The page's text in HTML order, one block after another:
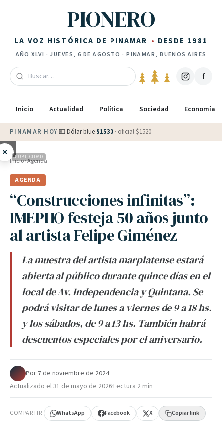
PIONERO
LA VOZ HISTÓRICA DE PINAMAR DESDE 1981
AÑOXLVI ·JUEVES, 6 DE AGOSTO · PINAMAR, BUENOS AIRES
f
Inicio Actualidad Política Sociedad Economía
PINAMAR HOY·💵 Dólar blue $1530 · oficial $1520
× PUBLICIDAD
Inicio›Agenda
AGENDA
“Construcciones infinitas”:
IMEPHO festeja 50 años junto
al artista Felipe Giménez
La muestra del artista marplatense estará
abierta al público durante quince días en el
local de Av. Independencia y Quintana. Se
podrá visitar de lunes a viernes de 9 a 18 hs.
y los sábados, de 9 a 13 hs. También habrá
descuentos especiales por el aniversario.
Por·7 de noviembre de 2024·
Actualizado el31 de mayo de 2026·Lectura 2 min
COMPARTIR WhatsApp Facebook X Copiar link